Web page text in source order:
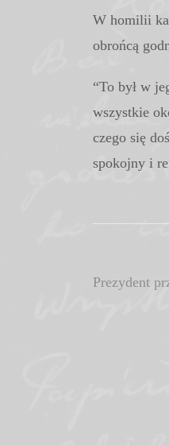
W homilii
obrońcą
“To był w
wszystkie
czego się
spokojny i
Prezydent